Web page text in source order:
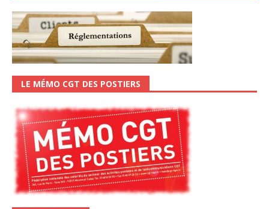
LE MÉMO CGT DES POSTIERS